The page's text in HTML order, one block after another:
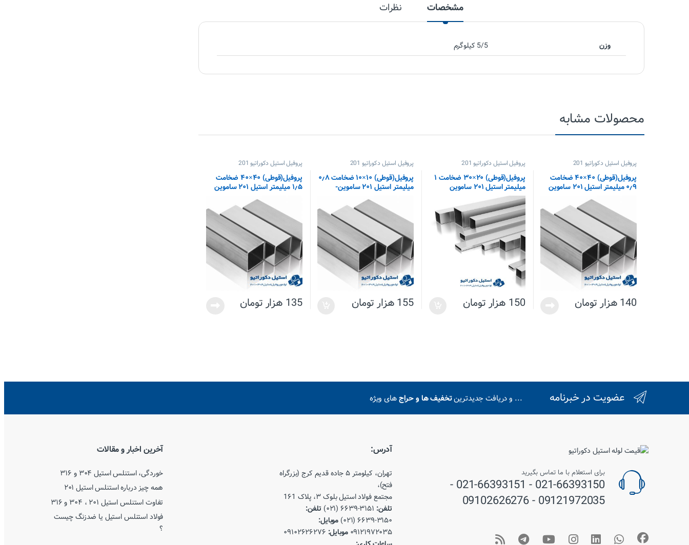
مشخصات نظرات
وزن 5/5 کیلوگرم
محصولات مشابه
پروفیل استیل دکوراتیو 201
پروفیل(قوطی) ۴۰×۴۰ ضخامت
۰٫۹ میلیمتر استیل ۲۰۱ ساموین
140هزار تومان
پروفیل استیل دکوراتیو 201
پروفیل(قوطی) ۲۰×۳۰ ضخامت ۱
میلیمتر استیل ۲۰۱ ساموین
150 هزار تومان
پروفیل استیل دکوراتیو 201
پروفیل(قوطی) ۱۰×۱۰ ضخامت ۰٫۸
میلیمتر استیل ۲۰۱ ساموین-
155هزار تومان
پروفیل استیل دکوراتیو 201
پروفیل(قوطی) ۴۰×۴۰ ضخامت
۱٫۵ میلیمتر استیل ۲۰۱ ساموین
135 هزار تومان
عضویت در خبرنامه ... و دریافت جدیدترینتخفیف ها و حراجهای ویژه
برای استعلام با ما تماس بگیرید
021-66393150 - 021-66393151 -
09121972035 - 09102626276
آدرس:
تهران، کیلومتر ۵ جاده قدیم کرج (بزرگراه
فتح)،
مجتمع فولاد استیل بلوک ۳، پلاک 1۶1
تلفن: ۳۱۵۱-۶۶۳۹ (۰۲۱)
تلفن:
۳۱۵۰-۶۶۳۹ (۰۲۱)
موبایل:
۰۹۱۲۱۹۷۲۰۳۵ موبایل: ۰۹۱۰۲۶۲۶۲۷۶
آخرین اخبار و مقالات
خوردگی، استنلس استیل ۳۰۴ و ۳۱۶
همه چیز درباره استنلس استیل ۲۰۱
تفاوت استنلس استیل ۲۰۱ ، ۳۰۴ و ۳۱۶
فولاد استنلس استیل یا ضدزنگ چیست
؟